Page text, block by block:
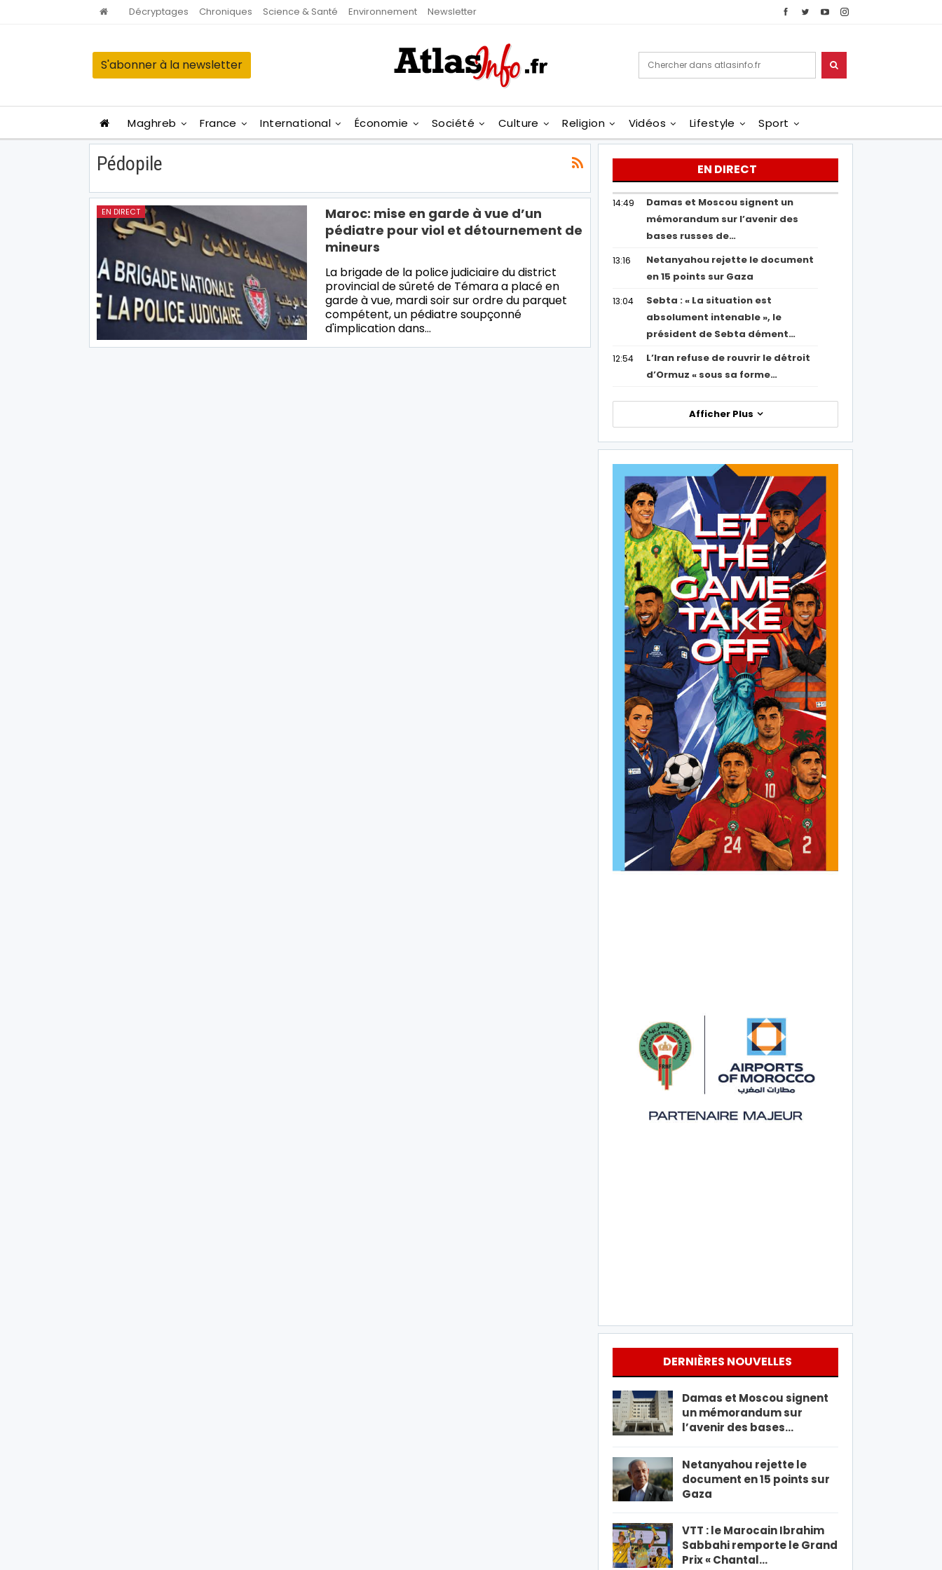
Décryptages Chroniques Science & Santé Environnement Newsletter
S'abonner à la newsletter
Maghreb France International Économie Société Culture Religion Vidéos Lifestyle Sport
Pédopile
EN DIRECT
Maroc: mise en garde à vue d’un
pédiatre pour viol et détournement de
mineurs
La brigade de la police judiciaire du district
provincial de sûreté de Témara a placé en
garde à vue, mardi soir sur ordre du parquet
compétent, un pédiatre soupçonné
d'implication dans…
EN DIRECT
14:49
Damas et Moscou signent un
mémorandum sur l’avenir des
bases russes de…
13:16
Netanyahou rejette le document
en 15 points sur Gaza
13:04
Sebta : « La situation est
absolument intenable », le
président de Sebta dément…
12:54
L’Iran refuse de rouvrir le détroit
d’Ormuz « sous sa forme…
Afficher Plus
DERNIÈRES NOUVELLES
Damas et Moscou signent
un mémorandum sur
l’avenir des bases…
Netanyahou rejette le
document en 15 points sur
Gaza
VTT : le Marocain Ibrahim
Sabbahi remporte le Grand
Prix « Chantal…